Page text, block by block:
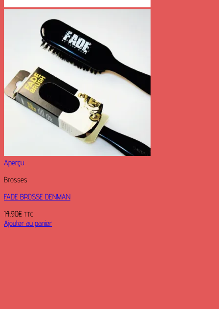
Aperçu
Brosses
FADE BROSSE DENMAN
14.90€ TTC
Ajouter au panier